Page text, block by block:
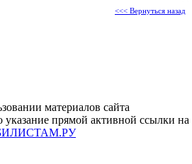
<<< Вернуться назад
материалов сайта
указание прямой активной ссылки на